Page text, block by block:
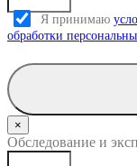
Я принимаю
обработки
×
Обследование и